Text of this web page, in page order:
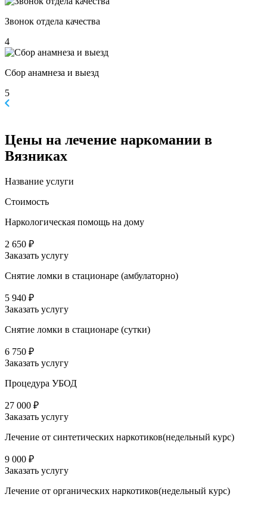
Звонок отдела качества
4
Сбор анамнеза и выезд
5
Цены на лечение наркомании в
Вязниках
Название услуги
Стоимость
Наркологическая помощь на дому
2 650 ₽
Заказать услугу
Снятие ломки в стационаре (амбулаторно)
5 940 ₽
Заказать услугу
Снятие ломки в стационаре (сутки)
6 750 ₽
Заказать услугу
Процедура УБОД
27 000 ₽
Заказать услугу
Лечение от синтетических наркотиков(недельный курс)
9 000 ₽
Заказать услугу
Лечение от органических наркотиков(недельный курс)